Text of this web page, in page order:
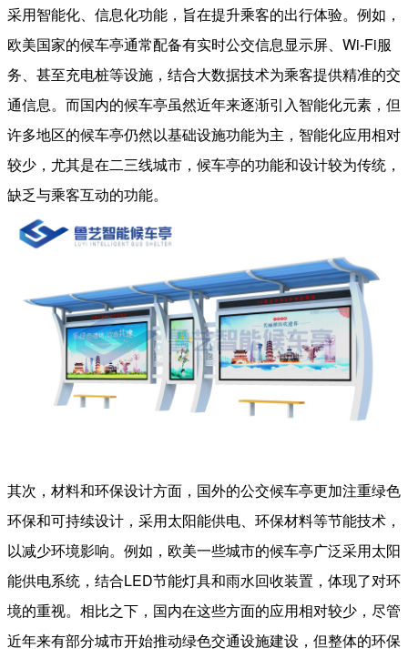
采用智能化、信息化功能，旨在提升乘客的出行体验。例如，
欧美国家的候车亭通常配备有实时公交信息显示屏、Wi-Fi服
务、甚至充电桩等设施，结合大数据技术为乘客提供精准的交
通信息。而国内的候车亭虽然近年来逐渐引入智能化元素，但
许多地区的候车亭仍然以基础设施功能为主，智能化应用相对
较少，尤其是在二三线城市，候车亭的功能和设计较为传统，
缺乏与乘客互动的功能。
其次，材料和环保设计方面，国外的公交候车亭更加注重绿色
环保和可持续设计，采用太阳能供电、环保材料等节能技术，
以减少环境影响。例如，欧美一些城市的候车亭广泛采用太阳
能供电系统，结合LED节能灯具和雨水回收装置，体现了对环
境的重视。相比之下，国内在这些方面的应用相对较少，尽管
近年来有部分城市开始推动绿色交通设施建设，但整体的环保